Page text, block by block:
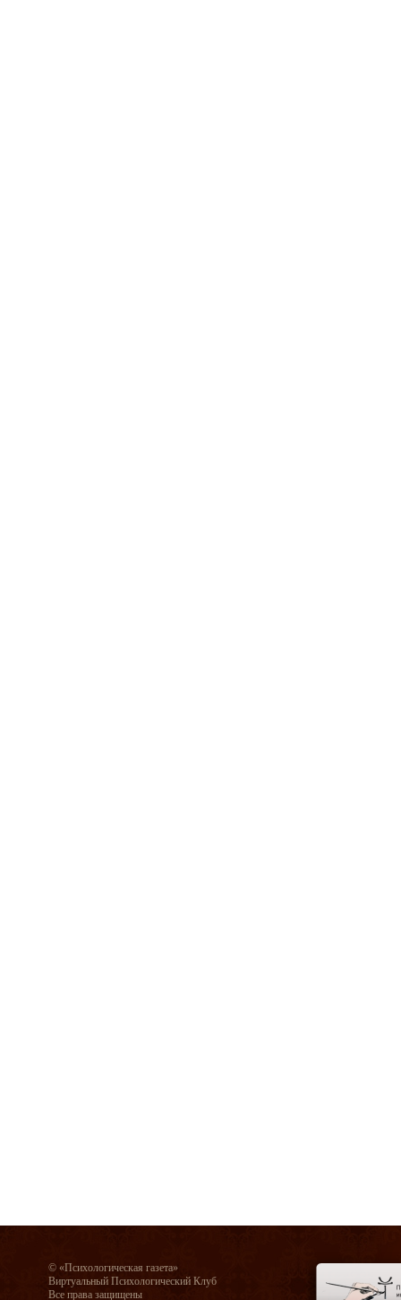
© «Психологическая газета»
Виртуальный Психологический Клуб
Все права защищены